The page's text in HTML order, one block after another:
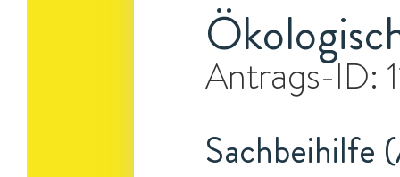
Antrags-ID:
Sachbeihilfe